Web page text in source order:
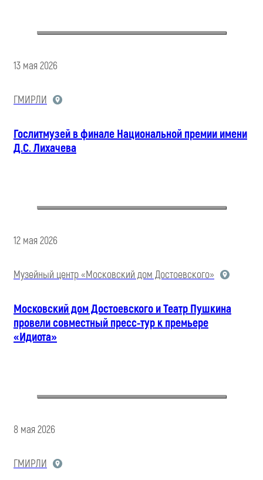
13 мая 2026
ГМИРЛИ
Гослитмузей в финале Национальной премии имени
Д.С. Лихачева
12 мая 2026
Музейный центр «Московский дом Достоевского»
Московский дом Достоевского и Театр Пушкина
провели совместный пресс-тур к премьере
«Идиота»
8 мая 2026
ГМИРЛИ